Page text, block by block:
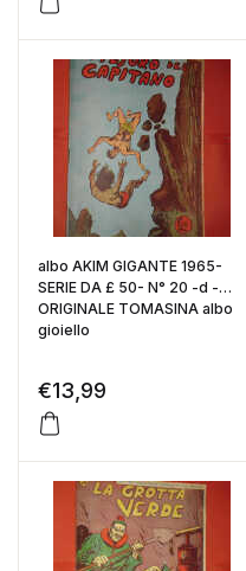
albo AKIM GIGANTE 1965-
SERIE DA £ 50- N° 20 -d -
ORIGINALE TOMASINA albo
gioiello
€13,99